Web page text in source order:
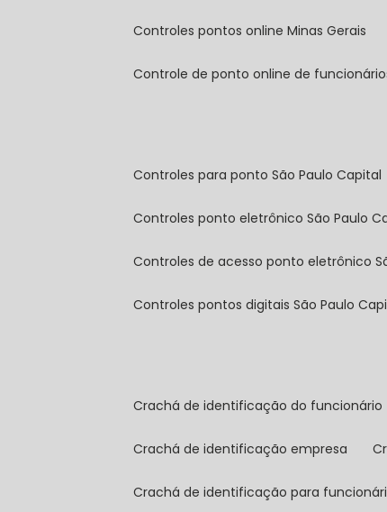
controles pontos online Minas Gerais
controle de ponto online de
controles para ponto São Paulo Capital
controles ponto eletrônico São Paulo
controles de acesso ponto eletrônico
controles pontos digitais São Paulo
crachá de identificação do funcionário
crachá de identificação empresa
crachá de identificação para